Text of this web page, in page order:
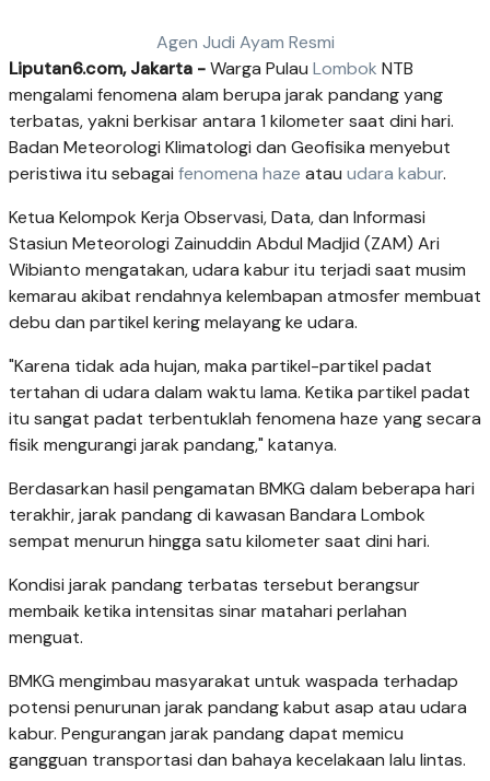
Agen Judi Ayam Resmi
Liputan6.com, Jakarta -Warga Pulau Lombok NTB
mengalami fenomena alam berupa jarak pandang yang
terbatas, yakni berkisar antara 1 kilometer saat dini hari.
Badan Meteorologi Klimatologi dan Geofisika menyebut
peristiwa itu sebagai fenomena haze atau udara kabur.
Ketua Kelompok Kerja Observasi, Data, dan Informasi
Stasiun Meteorologi Zainuddin Abdul Madjid (ZAM) Ari
Wibianto mengatakan, udara kabur itu terjadi saat musim
kemarau akibat rendahnya kelembapan atmosfer membuat
debu dan partikel kering melayang ke udara.
"Karena tidak ada hujan, maka partikel-partikel padat
tertahan di udara dalam waktu lama. Ketika partikel padat
itu sangat padat terbentuklah fenomena haze yang secara
fisik mengurangi jarak pandang," katanya.
Berdasarkan hasil pengamatan BMKG dalam beberapa hari
terakhir, jarak pandang di kawasan Bandara Lombok
sempat menurun hingga satu kilometer saat dini hari.
Kondisi jarak pandang terbatas tersebut berangsur
membaik ketika intensitas sinar matahari perlahan
menguat.
BMKG mengimbau masyarakat untuk waspada terhadap
potensi penurunan jarak pandang kabut asap atau udara
kabur. Pengurangan jarak pandang dapat memicu
gangguan transportasi dan bahaya kecelakaan lalu lintas.